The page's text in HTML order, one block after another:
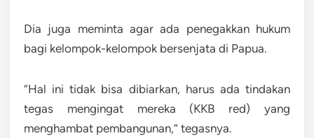
Dia juga meminta agar ada penegakkan hukum
bagi kelompok-kelompok bersenjata di Papua.
“Hal ini tidak bisa dibiarkan, harus ada tindakan
tegas mengingat mereka (KKB red) yang
menghambat pembangunan,” tegasnya.